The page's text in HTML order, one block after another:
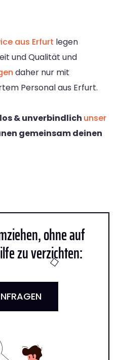
aus Erfurt legen
und Qualität und
daher nur mit
Personal aus Erfurt.
& unverbindlich unser
gemeinsam deinen
ohne auf
zu verzichten: